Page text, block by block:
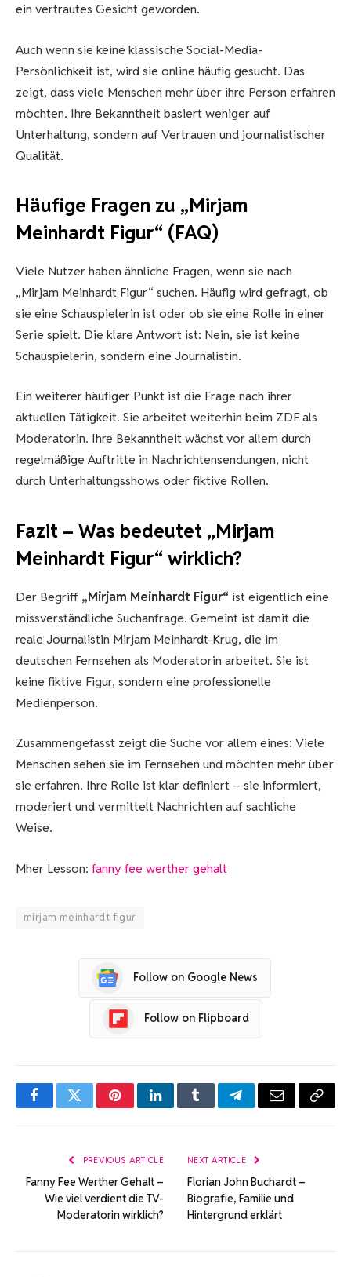
ein vertrautes Gesicht geworden.
Auch wenn sie keine klassische Social-Media-
Persönlichkeit ist, wird sie online häufig gesucht. Das
zeigt, dass viele Menschen mehr über ihre Person erfahren
möchten. Ihre Bekanntheit basiert weniger auf
Unterhaltung, sondern auf Vertrauen und journalistischer
Qualität.
Häufige Fragen zu „Mirjam
Meinhardt Figur“ (FAQ)
Viele Nutzer haben ähnliche Fragen, wenn sie nach
„Mirjam Meinhardt Figur“ suchen. Häufig wird gefragt, ob
sie eine Schauspielerin ist oder ob sie eine Rolle in einer
Serie spielt. Die klare Antwort ist: Nein, sie ist keine
Schauspielerin, sondern eine Journalistin.
Ein weiterer häufiger Punkt ist die Frage nach ihrer
aktuellen Tätigkeit. Sie arbeitet weiterhin beim ZDF als
Moderatorin. Ihre Bekanntheit wächst vor allem durch
regelmäßige Auftritte in Nachrichtensendungen, nicht
durch Unterhaltungsshows oder fiktive Rollen.
Fazit – Was bedeutet „Mirjam
Meinhardt Figur“ wirklich?
Der Begriff „Mirjam Meinhardt Figur“ ist eigentlich eine
missverständliche Suchanfrage. Gemeint ist damit die
reale Journalistin Mirjam Meinhardt-Krug, die im
deutschen Fernsehen als Moderatorin arbeitet. Sie ist
keine fiktive Figur, sondern eine professionelle
Medienperson.
Zusammengefasst zeigt die Suche vor allem eines: Viele
Menschen sehen sie im Fernsehen und möchten mehr über
sie erfahren. Ihre Rolle ist klar definiert – sie informiert,
moderiert und vermittelt Nachrichten auf sachliche
Weise.
Mher Lesson: fanny fee werther gehalt
mirjam meinhardt figur
Follow on Google News
Follow on Flipboard
FacebookTwitterPinterestLinkedInTumblrTelegramEmail Copy
PREVIOUS ARTICLE
Fanny Fee Werther Gehalt –
Wie viel verdient die TV-
Moderatorin wirklich?
NEXT ARTICLE
Florian John Buchardt –
Biografie, Familie und
Hintergrund erklärt